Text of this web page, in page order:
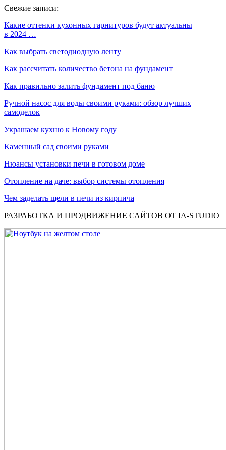
Свежие записи:
Какие оттенки кухонных гарнитуров будут актуальны
в 2024 …
Как выбрать светодиодную ленту
Как рассчитать количество бетона на фундамент
Как правильно залить фундамент под баню
Ручной насос для воды своими руками: обзор лучших
самоделок
Украшаем кухню к Новому году
Каменный сад своими руками
Нюансы установки печи в готовом доме
Отопление на даче: выбор системы отопления
Чем заделать щели в печи из кирпича
РАЗРАБОТКА И ПРОДВИЖЕНИЕ САЙТОВ ОТ IA-STUDIO